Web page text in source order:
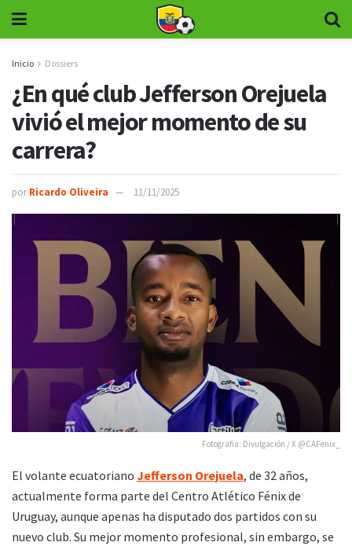
Inicio Dossiers
¿En qué club Jefferson Orejuela
vivió el mejor momento de su
carrera?
por Ricardo Oliveira 11/11/2025
Fotografia: Divulgación / X @CAFenix_
El volante ecuatoriano Jefferson Orejuela, de 32 años,
actualmente forma parte del Centro Atlético Fénix de
Uruguay, aunque apenas ha disputado dos partidos con su
nuevo club. Su mejor momento profesional, sin embargo, se